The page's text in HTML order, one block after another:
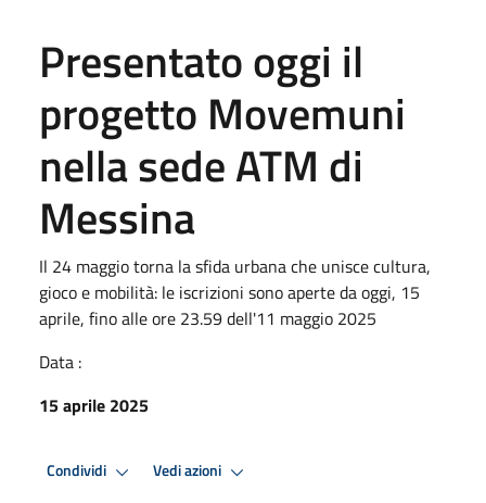
Presentato oggi il
progetto Movemuni
nella sede ATM di
Messina
Il 24 maggio torna la sfida urbana che unisce cultura,
gioco e mobilità: le iscrizioni sono aperte da oggi, 15
aprile, fino alle ore 23.59 dell'11 maggio 2025
Data :
15 aprile 2025
Condividi Vedi azioni